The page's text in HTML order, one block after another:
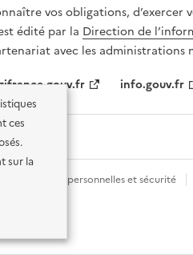
ces
sur la
vos obligations, d’exercer
édité par la Direction de
avec les administrations
info.gouv.fr
Données personnelles et sécurité